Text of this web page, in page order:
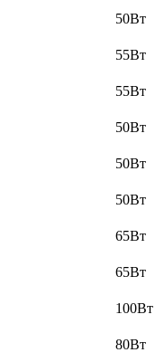
50Вт
55Вт
55Вт
50Вт
50Вт
50Вт
65Вт
65Вт
100Вт
80Вт